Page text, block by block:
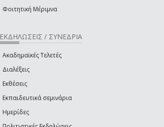
Φοιτητική Μέριμνα
ΕΚΔΗΛΩΣΕΙΣ / ΣΥΝΕΔΡΙΑ
Ακαδημαϊκές Τελετές
Διαλέξεις
Εκθέσεις
Εκπαιδευτικά σεμινάρια
Ημερίδες